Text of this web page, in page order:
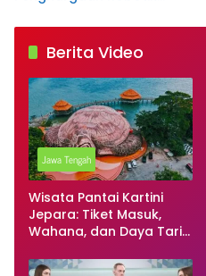
Berita Video
Jawa Tengah
Wisata Pantai Kartini
Jepara: Tiket Masuk,
Wahana, dan Daya Tarik
Keluarga